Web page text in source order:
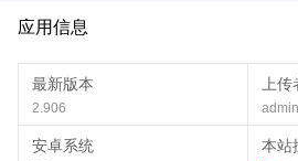
应用信息
最新版本
2.906
上传
admin
安卓系统 本站